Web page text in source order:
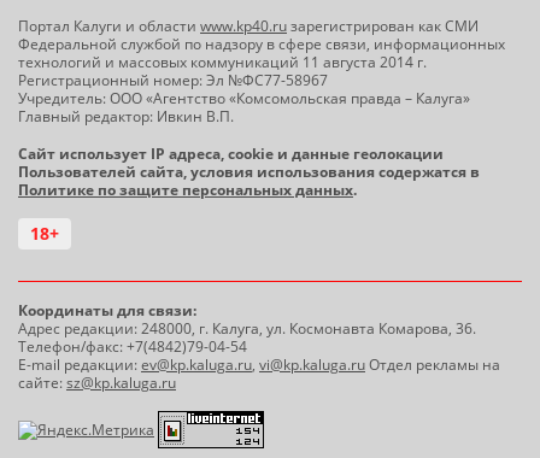
Портал Калуги и области www.kp40.ruзарегистрирован как СМИ
Федеральной службой по надзору в сфере связи, информационных
технологий и массовых коммуникаций 11 августа 2014 г.
Регистрационный номер: Эл №ФС77-58967
Учредитель: ООО «Агентство «Комсомольская правда – Калуга»
Главный редактор: Ивкин В.П.
Сайт использует IP адреса, cookie и данные геолокации
Пользователей сайта, условия использования содержатся в
Политике по защите персональных данных.
18+
Координаты для связи:
Адрес редакции: 248000, г. Калуга, ул. Космонавта Комарова, 36.
Телефон/факс: +7(4842)79-04-54
E-mail редакции:ev@kp.kaluga.ru, vi@kp.kaluga.ruОтдел рекламы на
сайте:sz@kp.kaluga.ru